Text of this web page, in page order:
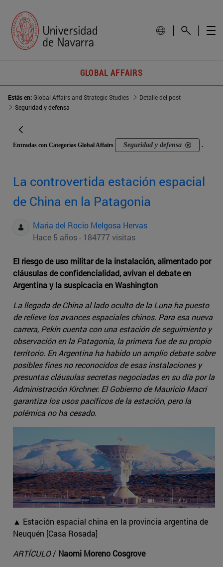
GLOBAL AFFAIRS
Estás en:Global Affairs and Strategic Studies
Detalle del post
Seguridad y defensa
Entradas con Categorías Global Affairs Seguridad y defensa .
La controvertida estación espacial
de China en la Patagonia
Maria del Rocio Melgosa Hervas
Hace 5 años - 184777 visitas
El riesgo de uso militar de la instalación, alimentado por
cláusulas de confidencialidad, avivan el debate en
Argentina y la suspicacia en Washington
La llegada de China al lado oculto de la Luna ha puesto
de relieve los avances espaciales chinos. Para esa nueva
carrera, Pekín cuenta con una estación de seguimiento y
observación en la Patagonia, la primera fue de su propio
territorio. En Argentina ha habido un amplio debate sobre
posibles fines no reconocidos de esas instalaciones y
presuntas cláusulas secretas negociadas en su día por la
Administración Kirchner. El Gobierno de Mauricio Macri
garantiza los usos pacíficos de la estación, pero la
polémica no ha cesado.
▲ Estación espacial china en la provincia argentina de
Neuquén [Casa Rosada]
ARTÍCULO/ Naomi Moreno Cosgrove